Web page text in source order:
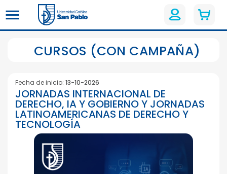
CURSOS (CON CAMPAÑA)
Fecha de inicio: 13-10-2026
JORNADAS INTERNACIONAL DE
DERECHO, IA Y GOBIERNO Y JORNADAS
LATINOAMERICANAS DE DERECHO Y
TECNOLOGÍA